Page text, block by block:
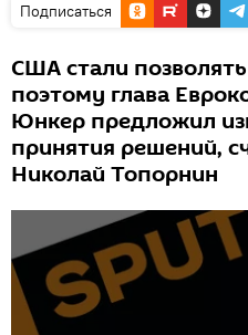
Подписаться
США стали
поэтому глава
Юнкер предложил
принятия решений,
Николай Топорнин